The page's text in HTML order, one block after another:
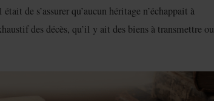
de s’assurer qu’aucun héritage n’échappait à
des décès, qu’il y ait des biens à transmettre ou